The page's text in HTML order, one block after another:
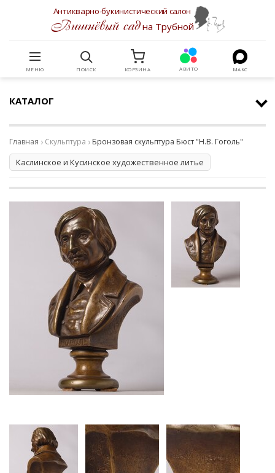
Антикварно-букинистический салон
Вишнёвый садна Трубной
МЕНЮ ПОИСК КОРЗИНА АВИТО МАКС
КАТАЛОГ
Главная Скульптура Бронзовая скульптура Бюст "Н.В. Гоголь"
Каслинское и Кусинское художественное литье